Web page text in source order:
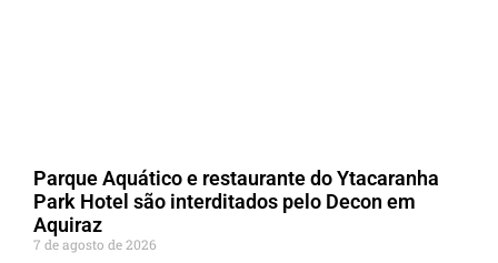
Parque Aquático e restaurante do Ytacaranha
Park Hotel são interditados pelo Decon em
Aquiraz
7 de agosto de 2026